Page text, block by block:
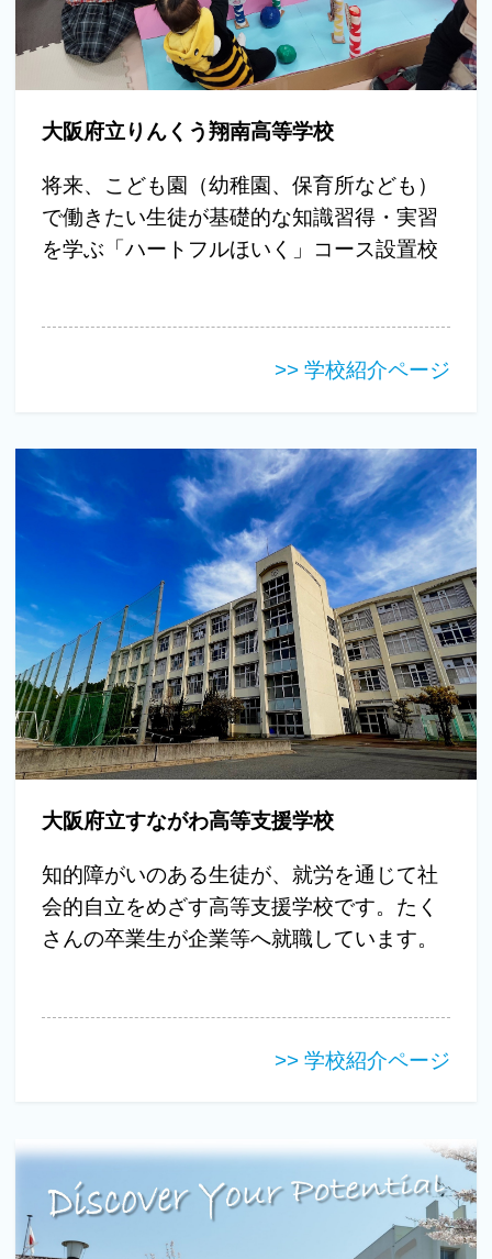
大阪府立りんくう翔南高等学校
将来、こども園（幼稚園、保育所なども）
で働きたい生徒が基礎的な知識習得・実習
を学ぶ「ハートフルほいく」コース設置校
>> 学校紹介ページ
大阪府立すながわ高等支援学校
知的障がいのある生徒が、就労を通じて社
会的自立をめざす高等支援学校です。たく
さんの卒業生が企業等へ就職しています。
>> 学校紹介ページ